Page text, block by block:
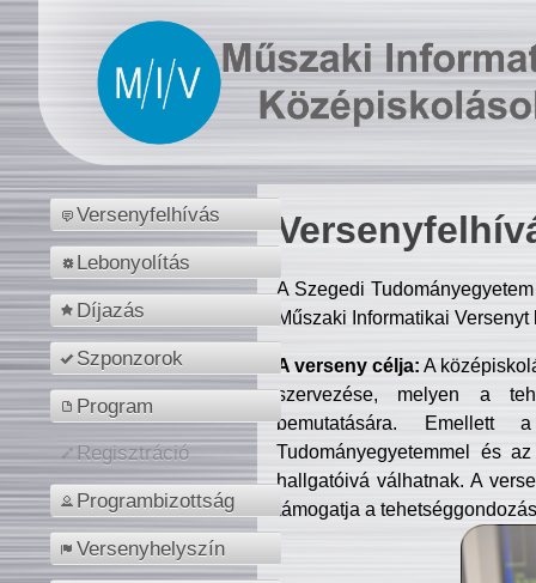
Versenyfelhívás
Lebonyolítás
Díjazás
Szponzorok
Program
Regisztráció
Programbizottság
Versenyhelyszín
A Szegedi
Műszaki Informatikai
A verseny célja: A
szervezése, melyen a
bemutatására. Emellett
Tudományegyetemmel és
hallgatóivá válhatnak. A
támogatja a